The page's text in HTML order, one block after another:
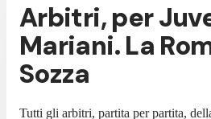
Arbitri, per
Mariani. La
Sozza
Tutti gli arbitri, partita per partita,